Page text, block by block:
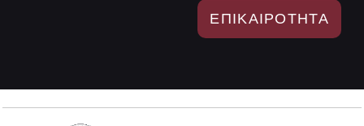
ΕΠΙΚΑΙΡΟΤΗΤΑ